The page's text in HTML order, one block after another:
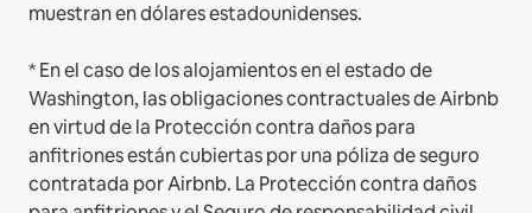
muestran en dólares estadounidenses.
* En el caso de los alojamientos en el estado de
Washington, las obligaciones contractuales de Airbnb
en virtud de la Protección contra daños para
anfitriones están cubiertas por una póliza de seguro
contratada por Airbnb. La Protección contra daños